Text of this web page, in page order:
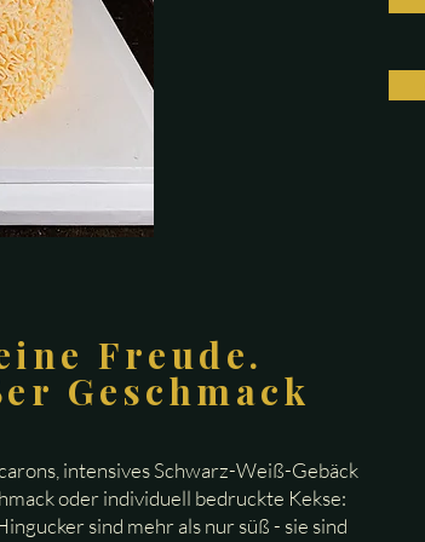
Freude.
Geschmack
intensives Schwarz-Weiß-Gebäck
oder individuell bedruckte Kekse:
sind mehr als nur süß - sie sind